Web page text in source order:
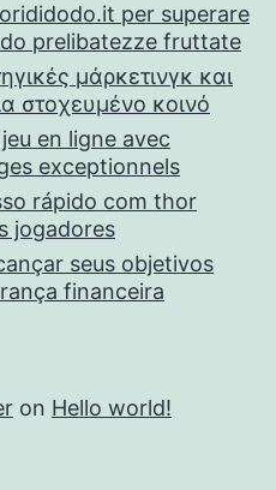
per superare
prelibatezze fruttate
μάρκετινγκ και
στοχευμένο κοινό
en ligne avec
exceptionnels
rápido com thor
jogadores
seus objetivos
financeira
on Hello world!